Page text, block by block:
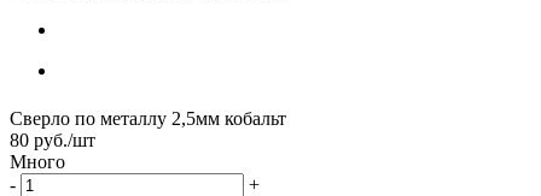
Сверло по металлу 2,5мм кобальт
80 руб./шт
Много
-
+